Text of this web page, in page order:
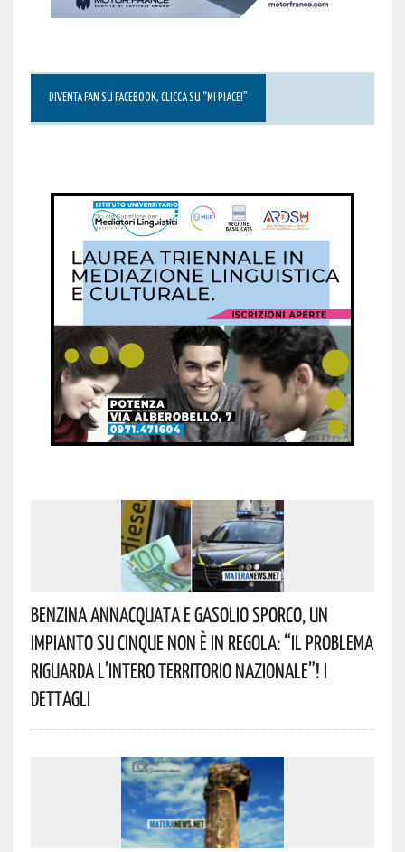
DIVENTA FAN SU FACEBOOK, CLICCA SU “MI PIACE!”
Benzina Annacquata E Gasolio Sporco, Un
Impianto Su Cinque Non È In Regola: “il Problema
Riguarda L’intero Territorio Nazionale”! I
Dettagli